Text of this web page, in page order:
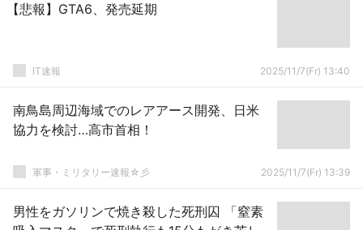
【悲報】GTA6、発売延期
IT速報 2025/11/7(Fr) 13:40
南鳥島周辺海域でのレアアース開発、日米
協力を検討…高市首相！
軍事・ミリタリー速報☆彡 2025/11/7(Fr) 13:39
男性をガソリンで焼き殺した死刑囚 「窒素